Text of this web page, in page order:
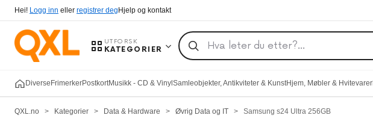
Hei! Logg inn eller registrer degHjelp og kontakt
UTFORSK
KATEGORIER
Diverse FrimerkerPostkortMusikk - CD & Vinyl Samleobjekter, Antikviteter & KunstHjem, Møbler & Hvitevarer
QXL.no > Kategorier > Data & Hardware > Øvrig Data og IT > Samsung s24 Ultra 256GB